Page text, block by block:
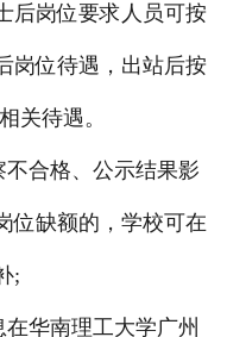
后岗位要求人员可按
岗位待遇，出站后按
关待遇。
合格、公示结果影
位缺额的，学校可在
;
华南理工大学广州